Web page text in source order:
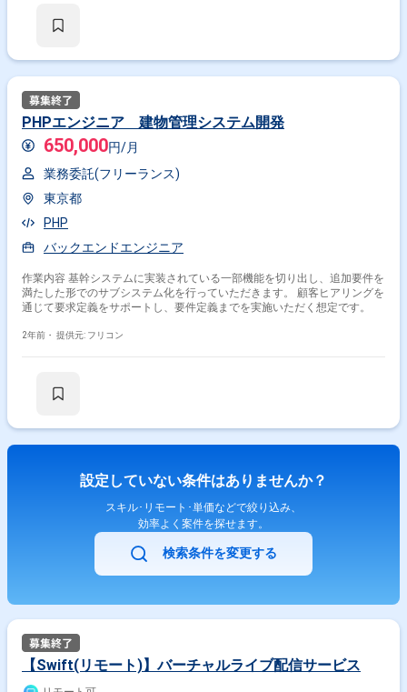
PHPエンジニア 建物管理システム開発
650,000円/月
業務委託(フリーランス)
東京都
PHP
バックエンドエンジニア
作業内容 基幹システムに実装されている一部機能を切り出し、追加要件を
満たした形でのサブシステム化を行っていただきます。 顧客ヒアリングを
通じて要求定義をサポートし、要件定義までを実施いただく想定です。
2年前・ 提供元: フリコン
設定していない条件はありませんか？
スキル･リモート･単価などで絞り込み、
効率よく案件を探せます。
検索条件を変更する
【Swift(リモート)】バーチャルライブ配信サービス